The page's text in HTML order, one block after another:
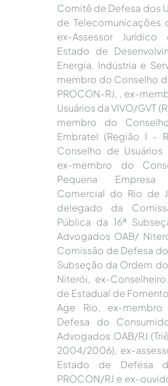
Comitê de Defesa dos
de Telecomunicações
ex-Assessor
Estado de
Energia, Indústria e
membro do Conselho
PROCON-RJ, , ex-
Usuários da VIVO/GVT
membro do
Embratel (Região I -
Conselho de Usuários
ex-membro do
Pequena
Comercial do Rio de
delegado da
Pública da 16ª
Advogados OAB/
Comissão de Defesa
Subseção da Ordem
Niterói, ex-
de Estadual de
Age Rio, ex-
Defesa do
Advogados OAB/RJ
2004/2006), ex-
Estado de Defesa
PROCON/RJ e ex-